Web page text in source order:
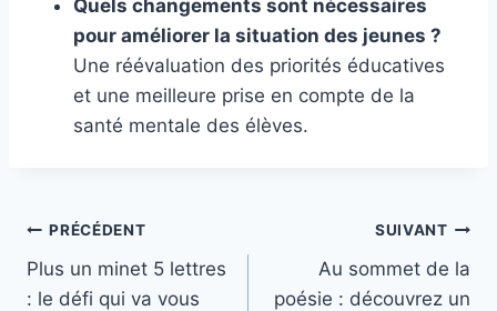
Quels changements sont nécessaires
pour améliorer la situation des jeunes ?
Une réévaluation des priorités éducatives
et une meilleure prise en compte de la
santé mentale des élèves.
Navigation
de
PRÉCÉDENT
Plus un minet 5 lettres
: le défi qui va vous
SUIVANT
Au sommet de la
poésie : découvrez un